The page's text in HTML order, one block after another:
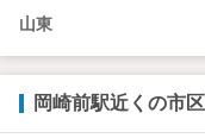
山東
岡崎前駅近くの市